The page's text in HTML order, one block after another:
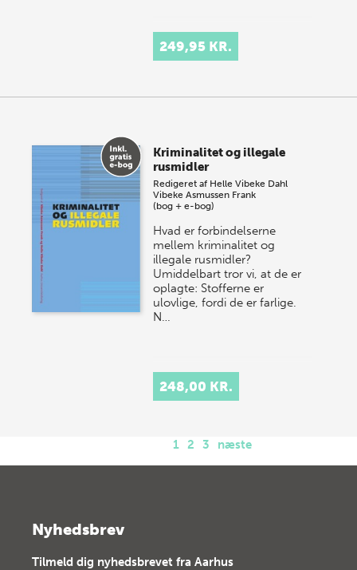
249,95 KR.
Kriminalitet og illegale
rusmidler
Redigeret af Helle Vibeke Dahl
Vibeke Asmussen Frank
(bog + e-bog)
Hvad er forbindelserne
mellem kriminalitet og
illegale rusmidler?
Umiddelbart tror vi, at de er
oplagte: Stofferne er
ulovlige, fordi de er farlige.
N…
248,00 KR.
1 2 3 næste
Nyhedsbrev
Tilmeld dig nyhedsbrevet fra Aarhus